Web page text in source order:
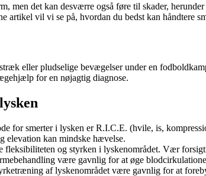
men det kan desværre også føre til skader,
artikel vil vi se på, hvordan du bedst kan håndtere
eller pludselige bevægelser under en
for en nøjagtig diagnose.
for smerter i lysken er R.I.C.E. (hvile, is,
elevation kan mindske hævelse.
fleksibiliteten og styrken i lyskenområdet. Vær
være gavnlig for at øge
af lyskenområdet være gavnlig for at